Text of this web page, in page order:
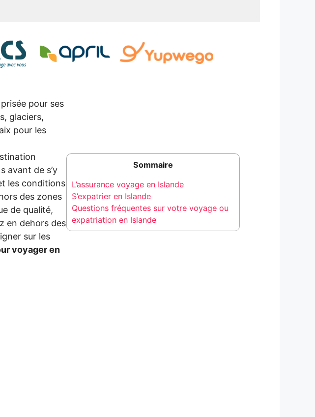
pour ses
glaciers,
pour les
avant de s’y
les conditions
des zones
de qualité,
en dehors des
sur les
voyager en
Sommaire
L’assurance voyage en Islande
S’expatrier en Islande
Questions fréquentes sur votre voyage ou
expatriation en Islande